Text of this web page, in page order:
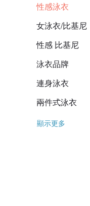
性感泳衣
女泳衣/比基尼
性感 比基尼
泳衣品牌
連身泳衣
兩件式泳衣
顯示更多